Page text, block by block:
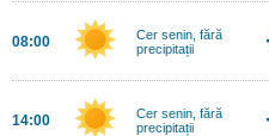
08:00
Cer senin, fără
precipitații
14:00
Cer senin, fără
precipitații